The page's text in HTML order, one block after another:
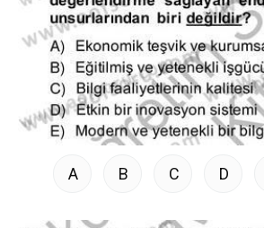
A B C D